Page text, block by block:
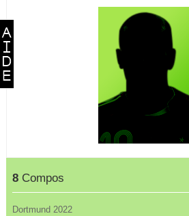
8 Compos
Dortmund 2022